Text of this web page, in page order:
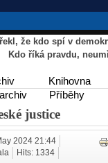
že kdo spí v
říká pravdu,
Knihovna
Příběhy
justice
2024 21:44
Hits: 1334